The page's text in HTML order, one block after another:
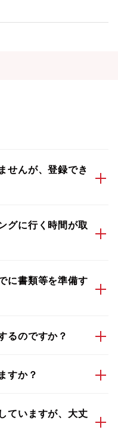
せんが、登録でき
グに行く時間が取
に書類等を準備す
るのですか？
すか？
ていますが、大丈